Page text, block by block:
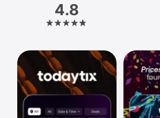
プラットフォーム
Mac
Vision
4.8